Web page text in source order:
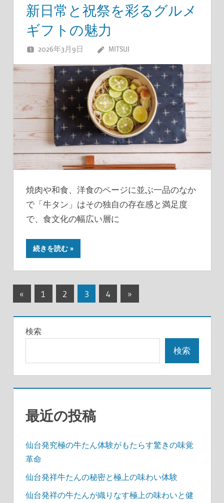
新日常と祝祭を彩るグルメ
ギフトの魅力
2026年3月9日 MITSUI
焼肉や和食、洋食のページに並ぶ一品のなか
で「牛タン」はその独自の存在感と満足度
で、食文化の幅広い層に
続きを読む
投
稿
の
ジ
送
«
事
1 2 3 4
次
事
»
検索
検索
最近の投稿
仙台発究極の牛たん体験がもたらす驚きの味覚
革命
仙台発祥牛たんの秘密と極上の味わい体験
仙台発祥の牛たんが織りなす極上の味わいと健